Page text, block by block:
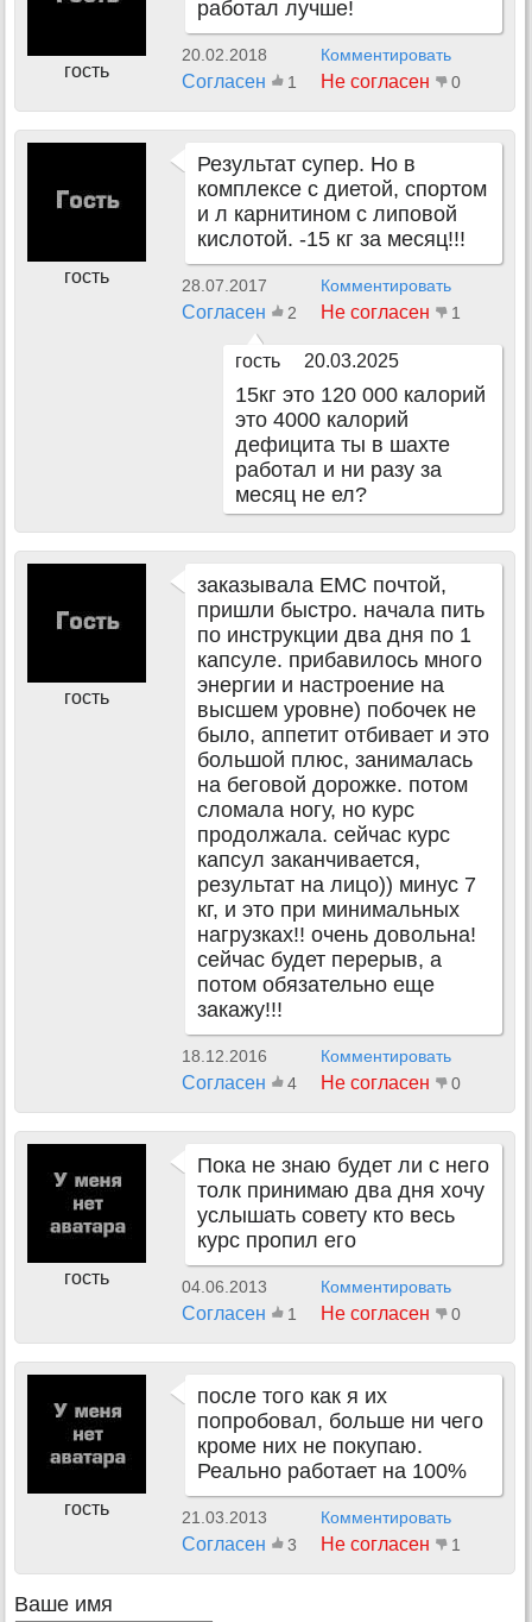
гость
работал лучше!
20.02.2018 Комментировать
Согласен 1 Не согласен 0
гость
Результат супер. Но в
комплексе с диетой, спортом
и л карнитином с липовой
кислотой. -15 кг за месяц!!!
28.07.2017 Комментировать
Согласен 2 Не согласен 1
гость 20.03.2025
15кг это 120 000 калорий
это 4000 калорий
дефицита ты в шахте
работал и ни разу за
месяц не ел?
гость
заказывала ЕМС почтой,
пришли быстро. начала пить
по инструкции два дня по 1
капсуле. прибавилось много
энергии и настроение на
высшем уровне) побочек не
было, аппетит отбивает и это
большой плюс, занималась
на беговой дорожке. потом
сломала ногу, но курс
продолжала. сейчас курс
капсул заканчивается,
результат на лицо)) минус 7
кг, и это при минимальных
нагрузках!! очень довольна!
сейчас будет перерыв, а
потом обязательно еще
закажу!!!
18.12.2016 Комментировать
Согласен 4 Не согласен 0
гость
Пока не знаю будет ли с него
толк принимаю два дня хочу
услышать совету кто весь
курс пропил его
04.06.2013 Комментировать
Согласен 1 Не согласен 0
гость
после того как я их
попробовал, больше ни чего
кроме них не покупаю.
Реально работает на 100%
21.03.2013 Комментировать
Согласен 3 Не согласен 1
Ваше имя